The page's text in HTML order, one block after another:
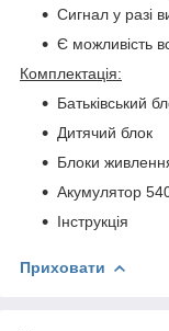
Сигнал у разі
Є можливість
Комплектація:
Батьківський
Дитячий блок
Блоки
Акумулятор
Інструкція
Приховати